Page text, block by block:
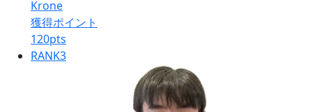
Krone
獲得ポイント
120pts
RANK3